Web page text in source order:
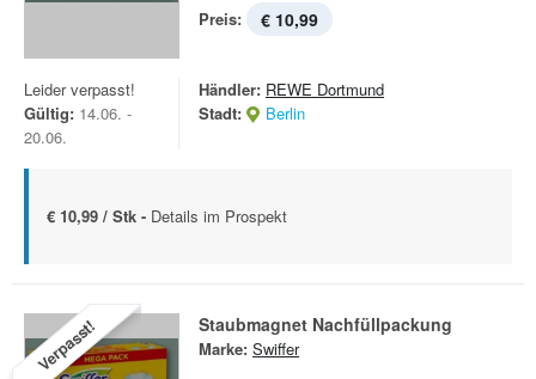
Preis: € 10,99
Leider verpasst!
Gültig: 14.06. -
20.06.
Händler: REWE Dortmund
Stadt:
Berlin
€ 10,99 / Stk - Details im Prospekt
Verpasst! Staubmagnet Nachfüllpackung
Marke: Swiffer